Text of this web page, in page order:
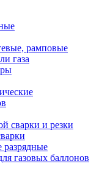
рамповые
газа
сварки и резки
разрядные
газовых баллонов